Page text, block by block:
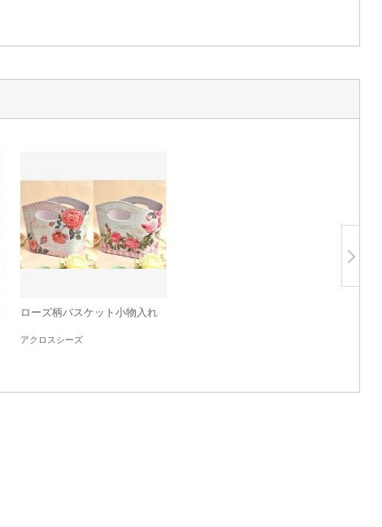
ローズ柄バスケット小物入れ
アクロスシーズ